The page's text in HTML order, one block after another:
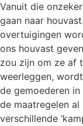
Vanuit die
gaan naar
overtuigingen
ons houvast
zou zijn om ze af
weerleggen,
de gemoederen
de maatregelen
verschillende